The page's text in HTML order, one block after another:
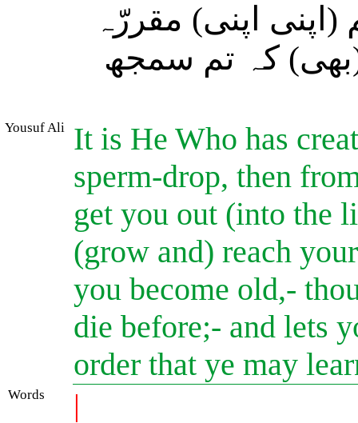
اپنی) مقررّہ
(بھی) کہ تم سمجھ
Yousuf Ali
It is He Who has
sperm-drop, then
get you out (into the
(grow and) reach
you become old,-
die before;- and lets
order that ye may
Words |